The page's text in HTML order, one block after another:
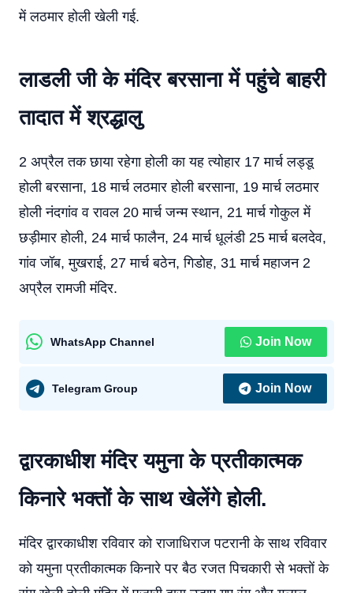
में लठमार होली खेली गई.
लाडली जी के मंदिर बरसाना में पहुंचे बाहरी
तादात में श्रद्धालु
2 अप्रैल तक छाया रहेगा होली का यह त्योहार 17 मार्च लड्डू
होली बरसाना, 18 मार्च लठमार होली बरसाना, 19 मार्च लठमार
होली नंदगांव व रावल 20 मार्च जन्म स्थान, 21 मार्च गोकुल में
छड़ीमार होली, 24 मार्च फालैन, 24 मार्च धूलंडी 25 मार्च बलदेव,
गांव जॉब, मुखराई, 27 मार्च बठेन, गिडोह, 31 मार्च महाजन 2
अप्रैल रामजी मंदिर.
WhatsApp Channel Join Now
Telegram Group Join Now
द्वारकाधीश मंदिर यमुना के प्रतीकात्मक
किनारे भक्तों के साथ खेलेंगे होली.
मंदिर द्वारकाधीश रविवार को राजाधिराज पटरानी के साथ रविवार
को यमुना प्रतीकात्मक किनारे पर बैठ रजत पिचकारी से भक्तों के